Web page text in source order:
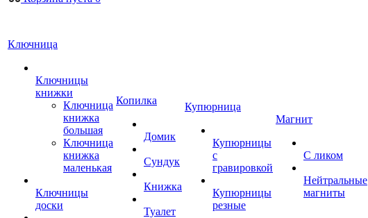
Ключница
Ключницы
книжки
Ключница
книжка
большая
Ключница
книжка
маленькая
Ключницы
доски
Копилка
Домик
Сундук
Книжка
Туалет
Купюрница
Купюрницы
с
гравировкой
Купюрницы
резные
Магнит
С ликом
Нейтральные
магниты